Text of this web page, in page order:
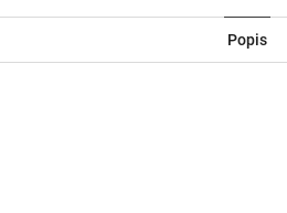
Popis